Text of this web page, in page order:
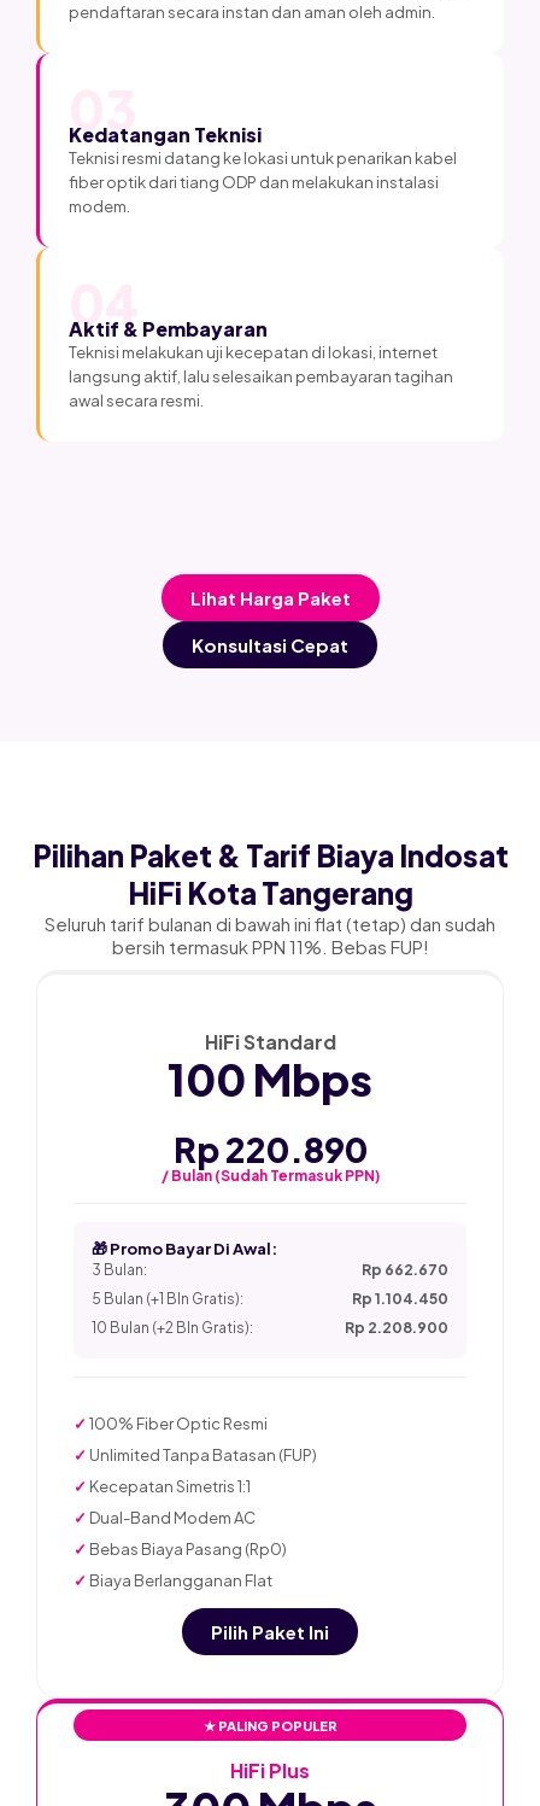
pendaftaran secara instan dan aman oleh admin.
03
Kedatangan Teknisi
Teknisi resmi datang ke lokasi untuk penarikan kabel
fiber optik dari tiang ODP dan melakukan instalasi
modem.
04
Aktif & Pembayaran
Teknisi melakukan uji kecepatan di lokasi, internet
langsung aktif, lalu selesaikan pembayaran tagihan
awal secara resmi.
Lihat Harga Paket
Konsultasi Cepat
Pilihan Paket & Tarif Biaya Indosat
HiFi Kota Tangerang
Seluruh tarif bulanan di bawah ini flat (tetap) dan sudah
bersih termasuk PPN 11%. Bebas FUP!
HiFi Standard
100 Mbps
Rp 220.890
/ Bulan (Sudah Termasuk PPN)
🎁 Promo Bayar Di Awal:
3 Bulan:
Rp 662.670
5 Bulan (+1 Bln Gratis):
Rp 1.104.450
10 Bulan (+2 Bln Gratis):
Rp 2.208.900
✓ 100% Fiber Optic Resmi
✓ Unlimited Tanpa Batasan (FUP)
✓ Kecepatan Simetris 1:1
✓ Dual-Band Modem AC
✓ Bebas Biaya Pasang (Rp0)
✓ Biaya Berlangganan Flat
Pilih Paket Ini
★ PALING POPULER
HiFi Plus